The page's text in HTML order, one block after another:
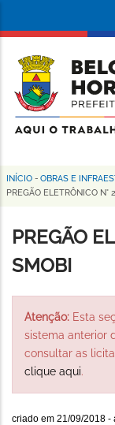
conteúdo
principal
da
Prefeitura
de
Horizonte
Trilha
navegação
INÍCIO - OBRAS E
PREGÃO ELETRÔNICO
PREGÃO
SMOBI
Atenção: Esta
sistema anterior
consultar as
clique aqui.
criado em 21/09/2018 -